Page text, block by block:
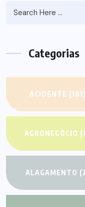
Categorias
ACIDENTE (181)
AGRONEGÓCIO
ALAGAMENTO